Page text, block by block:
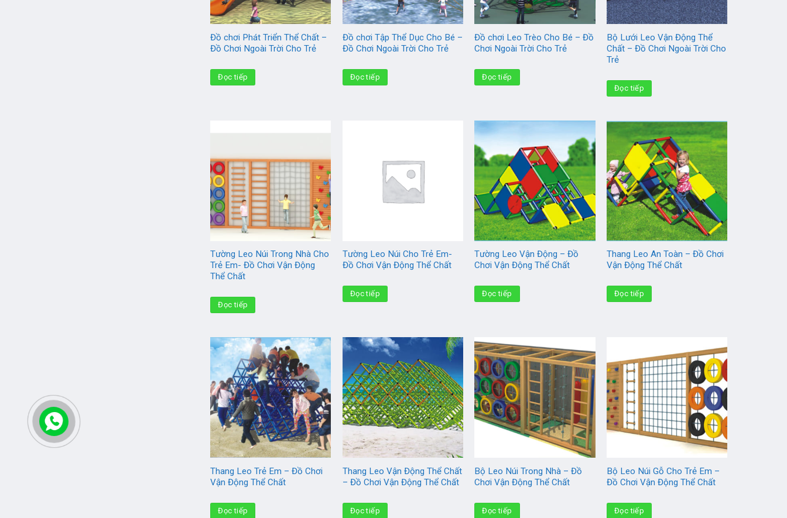
Đồ chơi Phát Triển Thể Chất –
Đồ Chơi Ngoài Trời Cho Trẻ
Đọc tiếp
Đồ chơi Tập Thể Dục Cho Bé –
Đồ Chơi Ngoài Trời Cho Trẻ
Đọc tiếp
Đồ chơi Leo Trèo Cho Bé – Đồ
Chơi Ngoài Trời Cho Trẻ
Đọc tiếp
Bộ Lưới Leo Vận Động Thể
Chất – Đồ Chơi Ngoài Trời Cho
Trẻ
Đọc tiếp
Tường Leo Núi Trong Nhà Cho
Trẻ Em- Đồ Chơi Vận Động
Thể Chất
Đọc tiếp
Tường Leo Núi Cho Trẻ Em-
Đồ Chơi Vận Động Thể Chất
Đọc tiếp
Tường Leo Vận Động – Đồ
Chơi Vận Động Thể Chất
Đọc tiếp
Thang Leo An Toàn – Đồ Chơi
Vận Động Thể Chất
Đọc tiếp
Thang Leo Trẻ Em – Đồ Chơi
Vận Động Thể Chất
Đọc tiếp
Thang Leo Vận Động Thể Chất
– Đồ Chơi Vận Động Thể Chất
Đọc tiếp
Bộ Leo Núi Trong Nhà – Đồ
Chơi Vận Động Thể Chất
Đọc tiếp
Bộ Leo Núi Gỗ Cho Trẻ Em –
Đồ Chơi Vận Động Thể Chất
Đọc tiếp